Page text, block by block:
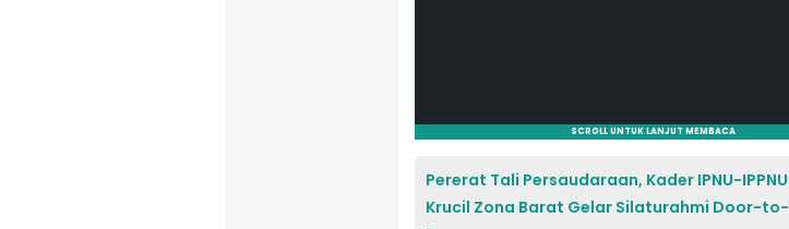
SCROLL UNTUK LANJUT MEMBACA
Pererat Tali Persaudaraan, Kader IPNU-IPPNU
Krucil Zona Barat Gelar Silaturahmi Door-to-